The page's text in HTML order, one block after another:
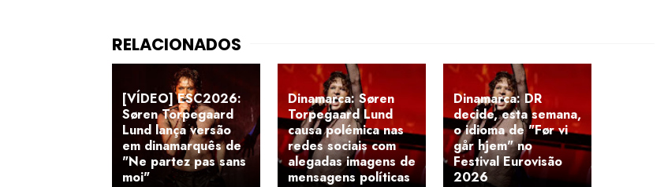
[VÍDEO] ESC2026:
Søren Torpegaard
Lund lança versão
em dinamarquês de
"Ne partez pas sans
moi"
Dinamarca: Søren
Torpegaard Lund
causa polémica nas
redes sociais com
alegadas imagens de
mensagens políticas
Dinamarca: DR
decide, esta semana,
o idioma de "Før vi
går hjem" no
Festival Eurovisão
2026